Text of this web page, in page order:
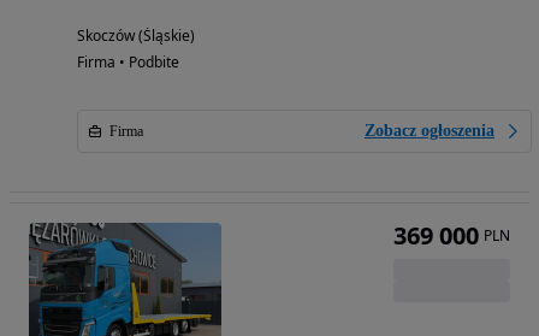
Skoczów (Śląskie)
Firma • Podbite
Firma Zobacz ogłoszenia
369 000 PLN